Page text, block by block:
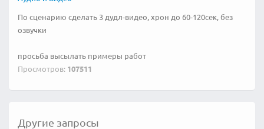
По сценарию сделать 3 дудл-видео, хрон до 60-120сек, без
озвучки
просьба высылать примеры работ
Просмотров: 107511
Другие запросы